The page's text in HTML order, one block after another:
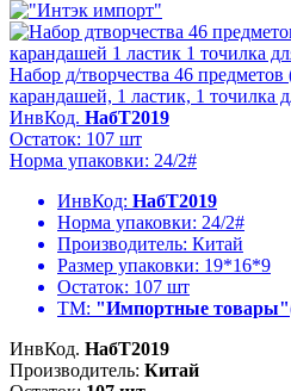
Набор д/творчества 46
карандашей, 1 ластик, 1 точилка
ИнвКод. НабТ2019
Остаток: 107 шт
Норма упаковки: 24/2#
ИнвКод: НабТ2019
Норма упаковки: 24/2#
Производитель: Китай
Размер упаковки: 19*16*9
Остаток: 107 шт
ТМ: "Импортные
ИнвКод. НабТ2019
Производитель: Китай